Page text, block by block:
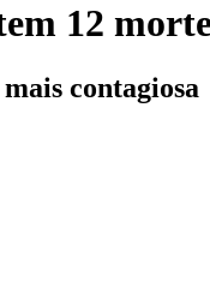
12
contagiosa